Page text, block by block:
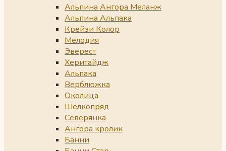
Альпина Ангора Меланж
Альпина Альпака
Крейзи Колор
Мелодия
Эверест
Херитайдж
Альпака
Верблюжка
Околица
Шелкопряд
Северянка
Ангора кролик
Банни